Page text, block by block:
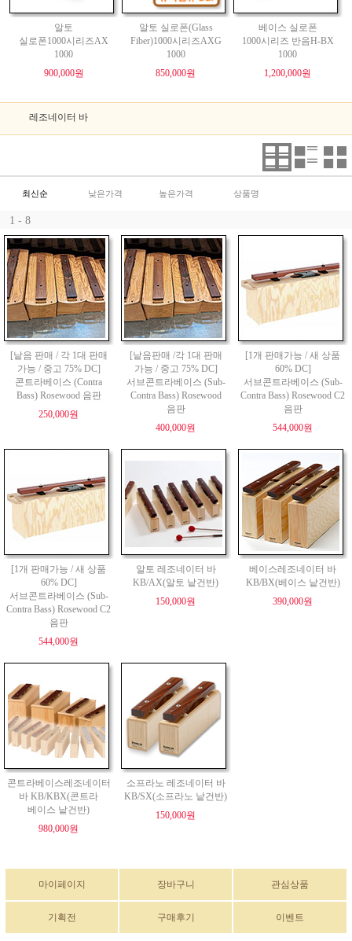
알토
실로폰1000시리즈AX
1000
900,000원
알토 실로폰(Glass
Fiber)1000시리즈AXG
1000
850,000원
베이스 실로폰
1000시리즈 반음H-BX
1000
1,200,000원
레조네이터 바
최신순 낮은가격 높은가격 상품명
1 - 8
[낱음 판매 / 각 1대 판매
가능 / 중고 75% DC]
콘트라베이스 (Contra
Bass) Rosewood 음판
250,000원
[낱음판매 /각 1대 판매
가능 / 중고 75% DC]
서브콘트라베이스 (Sub-
Contra Bass) Rosewood
음판
400,000원
[1개 판매가능 / 새 상품
60% DC]
서브콘트라베이스 (Sub-
Contra Bass) Rosewood C2
음판
544,000원
[1개 판매가능 / 새 상품
60% DC]
서브콘트라베이스 (Sub-
Contra Bass) Rosewood C2
음판
544,000원
알토 레조네이터 바
KB/AX(알토 낱건반)
150,000원
베이스레조네이터 바
KB/BX(베이스 낱건반)
390,000원
콘트라베이스레조네이터
바 KB/KBX(콘트라
베이스 낱건반)
980,000원
소프라노 레조네이터 바
KB/SX(소프라노 낱건반)
150,000원
마이페이지 장바구니 관심상품
기획전 구매후기 이벤트